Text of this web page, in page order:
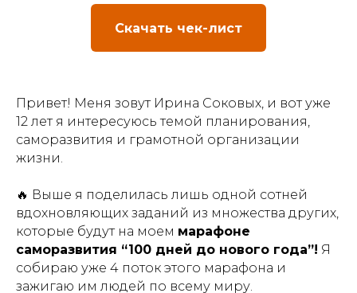
Скачать чек-лист
Привет! Меня зовут Ирина Соковых, и вот уже
12 лет я интересуюсь темой планирования,
саморазвития и грамотной организации
жизни.
🔥 Выше я поделилась лишь одной сотней
вдохновляющих заданий из множества других,
которые будут на моем марафоне
саморазвития “100 дней до нового года”! Я
собираю уже 4 поток этого марафона и
зажигаю им людей по всему миру.